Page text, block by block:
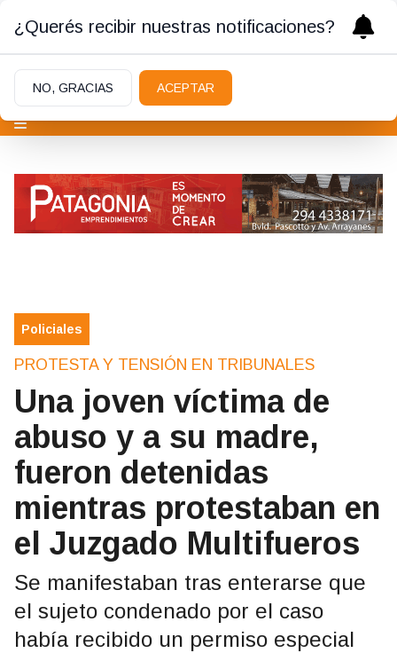
Policiales
PROTESTA Y TENSIÓN EN TRIBUNALES
Una joven víctima de
abuso y a su madre,
fueron detenidas
mientras protestaban en
el Juzgado Multifueros
Se manifestaban tras enterarse que
el sujeto condenado por el caso
había recibido un permiso especial
¿Querés recibir nuestras notificaciones?
NO, GRACIAS ACEPTAR